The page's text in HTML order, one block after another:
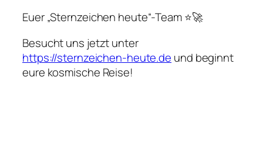
Euer „Sternzeichen heute“-Team ⭐🚀
Besucht uns jetzt unter
https://sternzeichen-heute.de und beginnt
eure kosmische Reise!